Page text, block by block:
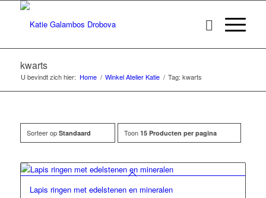
kwarts
U bevindt zich hier: Home / Winkel Atelier Katie / Tag: kwarts
Sorteer op Standaard Toon 15 Producten per pagina
Lapis ringen met edelstenen en mineralen